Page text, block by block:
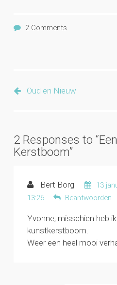
2 Comments
Oud en Nieuw
2 Responses to
Kerstboom”
Bert Borg
13
13:26
Beantwoorden
Yvonne, misschien heb
kunstkerstboom.
Weer een heel mooi